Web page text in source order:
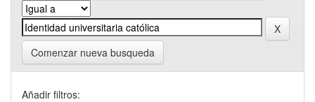
Comenzar nueva busqueda
Añadir filtros: